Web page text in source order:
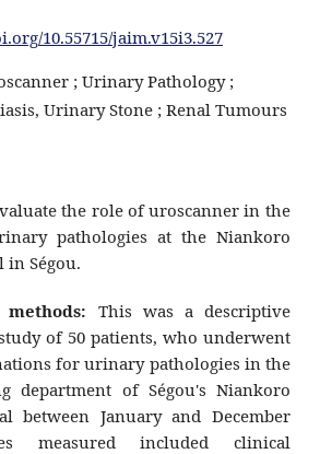
10.55715/jaim.v15i3.527
; Urinary Pathology ;
Urinary Stone ; Renal Tumours
the role of uroscanner in the
pathologies at the Niankoro
in Ségou.
This was a descriptive
of 50 patients, who underwent
for urinary pathologies in the
department of Ségou's Niankoro
between January and December
measured included clinical